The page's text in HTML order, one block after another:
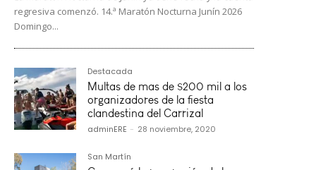
regresiva comenzó. 14.ª Maratón Nocturna Junín 2026
Domingo...
Destacada
Multas de mas de $200 mil a los
organizadores de la fiesta
clandestina del Carrizal
adminERE - 28 noviembre, 2020
San Martín